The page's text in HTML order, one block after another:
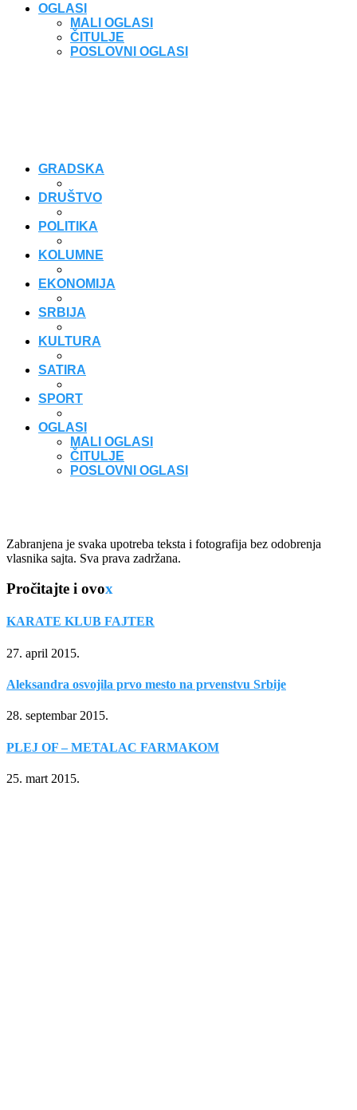
OGLASI
MALI OGLASI
ČITULJE
POSLOVNI OGLASI
GRADSKA
DRUŠTVO
POLITIKA
KOLUMNE
EKONOMIJA
SRBIJA
KULTURA
SATIRA
SPORT
OGLASI
MALI OGLASI
ČITULJE
POSLOVNI OGLASI
Zabranjena je svaka upotreba teksta i fotografija bez odobrenja
vlasnika sajta. Sva prava zadržana.
Pročitajte i ovox
KARATE KLUB FAJTER
27. april 2015.
Aleksandra osvojila prvo mesto na prvenstvu Srbije
28. septembar 2015.
PLEJ OF – METALAC FARMAKOM
25. mart 2015.